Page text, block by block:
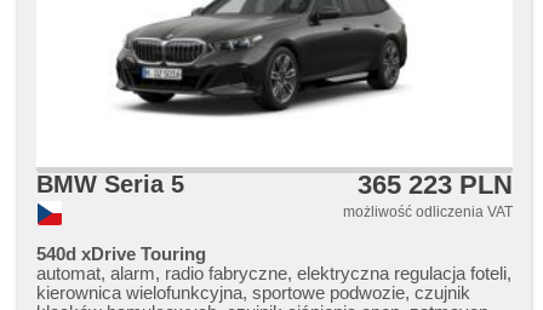
BMW Seria 5 365 223 PLN
możliwość odliczenia VAT
540d xDrive Touring
automat, alarm, radio fabryczne, elektryczna regulacja foteli,
kierownica wielofunkcyjna, sportowe podwozie, czujnik